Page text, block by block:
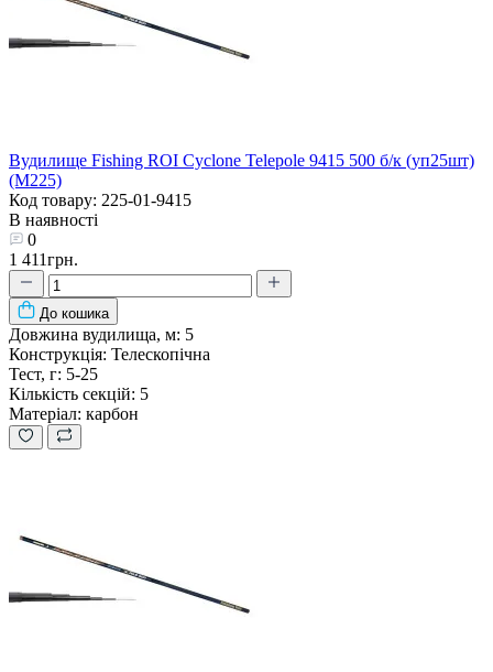
Вудилище Fishing ROI Cyclone Telepole 9415 500 б/к (уп25шт)
(M225)
Код товару: 225-01-9415
В наявності
0
1 411грн.
До кошика
Довжина вудилища, м: 5
Конструкція: Телескопічна
Тест, г: 5-25
Кількість секцій: 5
Матеріал: карбон